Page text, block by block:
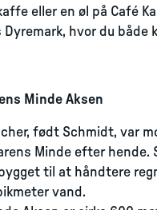
eller en øl på Café
Dyremark, hvor du
Minde Aksen
født Schmidt, var
Minde efter
til at håndtere
vand.